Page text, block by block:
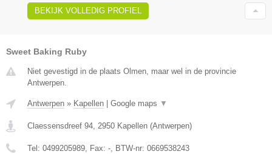
BEKIJK VOLLEDIG PROFIEL
Sweet Baking Ruby
Niet gevestigd in de plaats Olmen, maar wel in de provincie
Antwerpen.
Antwerpen » Kapellen Google maps ▼
Claessensdreef 94, 2950 Kapellen (Antwerpen)
Tel: 0499205989, Fax: -, BTW-nr: 0669538243